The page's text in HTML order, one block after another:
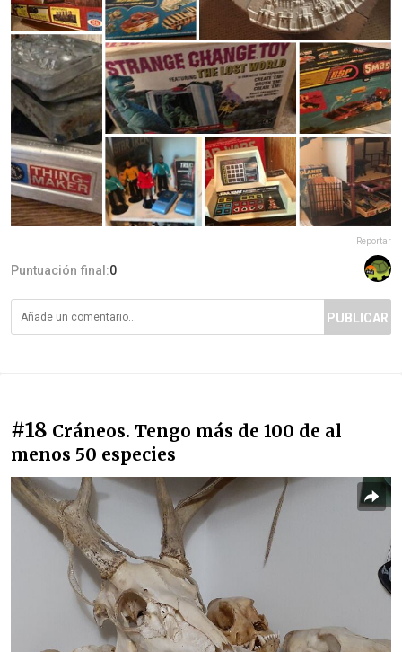
Reportar
Puntuación final:0
PUBLICAR
#18 Cráneos. Tengo más de 100 de al
menos 50 especies